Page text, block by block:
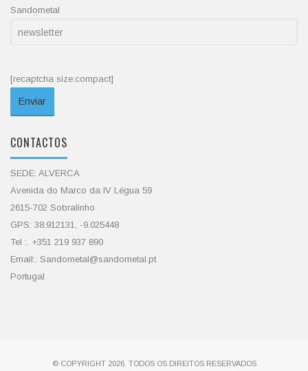
Sandometal
[recaptcha size:compact]
CONTACTOS
SEDE: ALVERCA
Avenida do Marco da IV Légua 59
2615-702 Sobralinho
GPS: 38.912131, -9.025448
Tel :. +351 219 937 890
Email:. Sandometal@sandometal.pt
Portugal
© COPYRIGHT 2026. TODOS OS DIREITOS RESERVADOS